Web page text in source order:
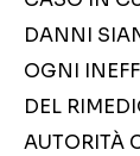
DANNI
OGNI
DEL
AUTORITÀ